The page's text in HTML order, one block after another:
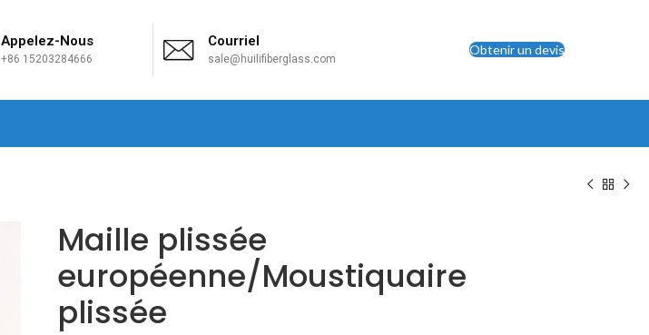
Appelez-Nous
+86 15203284666
Courriel
sale@huilifiberglass.com
Obtenir un devis
Maille plissée
européenne/Moustiquaire
plissée